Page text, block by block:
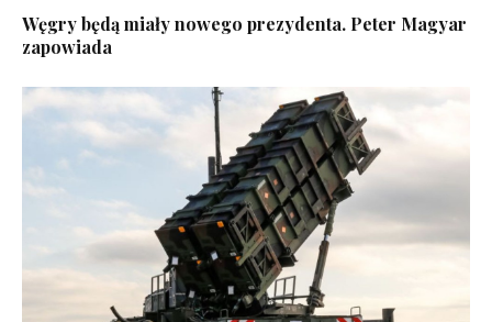
Węgry będą miały nowego prezydenta. Peter Magyar
zapowiada